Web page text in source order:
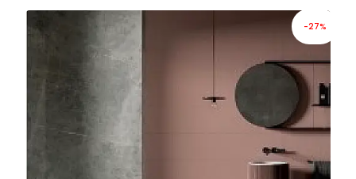
-27%